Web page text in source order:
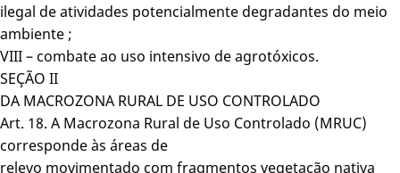
ilegal de atividades potencialmente degradantes do meio
ambiente ;
VIII – combate ao uso intensivo de agrotóxicos.
SEÇÃO II
DA MACROZONA RURAL DE USO CONTROLADO
Art. 18. A Macrozona Rural de Uso Controlado (MRUC)
corresponde às áreas de
relevo movimentado com fragmentos vegetação nativa